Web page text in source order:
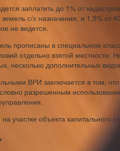
заплатить до 1% от
с/х назначения, и 1,5% от КС
не ведется.
прописаны в специальном
отдельно взятой местности.
несколько дополнительных
ВРИ заключается в том, что
разрешенным
участке объекта капитального